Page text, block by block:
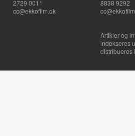
2729 0011
cc@ekkofilm.dk
8838 9292
Artikler og
indekseres
distribueres